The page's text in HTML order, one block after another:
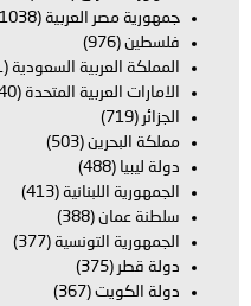
جمهورية مصر العربية (1038)
فلسطين (976)
المملكة العربية السعودية (801)
الامارات العربية المتحدة (740)
الجزائر (719)
مملكة البحرين (503)
دولة ليبيا (488)
الجمهورية اللبنانية (413)
سلطنة عمان (388)
الجمهورية التونسية (377)
دولة قطر (375)
دولة الكويت (367)